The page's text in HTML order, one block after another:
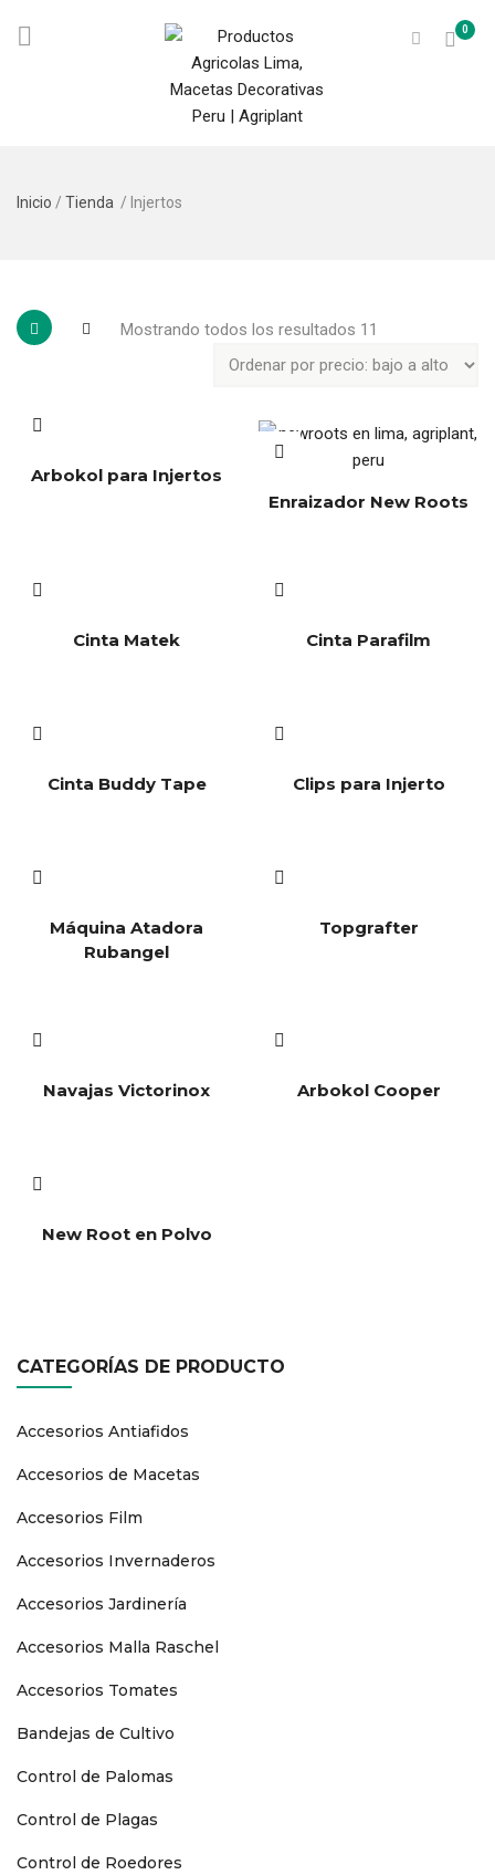
0
Inicio / Tienda / Injertos
Mostrando todos los resultados 11
Arbokol para Injertos
Enraizador New Roots
Cinta Matek Cinta Parafilm
Cinta Buddy Tape Clips para Injerto
Máquina Atadora
Rubangel
Topgrafter
Navajas Victorinox Arbokol Cooper
New Root en Polvo
CATEGORÍAS DE PRODUCTO
Accesorios Antiafidos
Accesorios de Macetas
Accesorios Film
Accesorios Invernaderos
Accesorios Jardinería
Accesorios Malla Raschel
Accesorios Tomates
Bandejas de Cultivo
Control de Palomas
Control de Plagas
Control de Roedores